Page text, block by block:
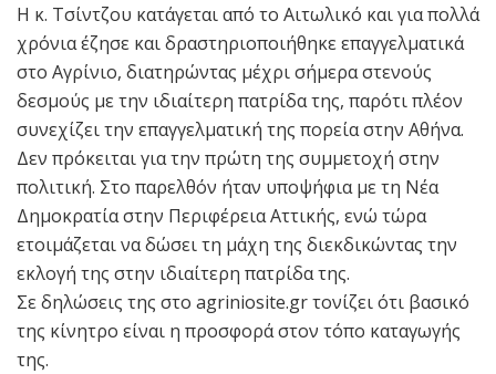
Η κ. Τσίντζου κατάγεται από το Αιτωλικό και για πολλά
χρόνια έζησε και δραστηριοποιήθηκε επαγγελματικά
στο Αγρίνιο, διατηρώντας μέχρι σήμερα στενούς
δεσμούς με την ιδιαίτερη πατρίδα της, παρότι πλέον
συνεχίζει την επαγγελματική της πορεία στην Αθήνα.
Δεν πρόκειται για την πρώτη της συμμετοχή στην
πολιτική. Στο παρελθόν ήταν υποψήφια με τη Νέα
Δημοκρατία στην Περιφέρεια Αττικής, ενώ τώρα
ετοιμάζεται να δώσει τη μάχη της διεκδικώντας την
εκλογή της στην ιδιαίτερη πατρίδα της.
Σε δηλώσεις της στο agriniosite.gr τονίζει ότι βασικό
της κίνητρο είναι η προσφορά στον τόπο καταγωγής
της.